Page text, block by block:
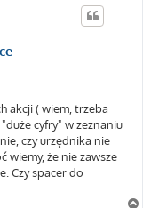
akcji ( wiem, trzeba
cyfry" w zeznaniu
czy urzędnika nie
wiemy, że nie zawsze
Czy spacer do